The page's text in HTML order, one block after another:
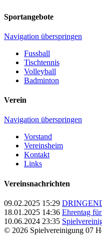
Sportangebote
Navigation überspringen
Fussball
Tischtennis
Volleyball
Badminton
Verein
Navigation überspringen
Vorstand
Vereinsheim
Kontakt
Links
Vereinsnachrichten
09.02.2025 15:29
18.01.2025 14:36 Ehrentag
10.06.2024 23:35
© 2026 Spielvereinigung 07